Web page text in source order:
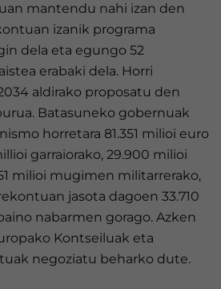
mantendu nahi izan den
izanik programa
dela eta egungo 52
erabaki dela. Horri
aldirako proposatu den
Batasuneko gobernuak
horretara 81.351 milioi euro
garraiorako, 29.900 milioi
milioi mugimen militarrerako,
jasota dagoen 33.710
nabarmen gorago. Azken
Kontseiluak eta
negoziatu beharko dute.